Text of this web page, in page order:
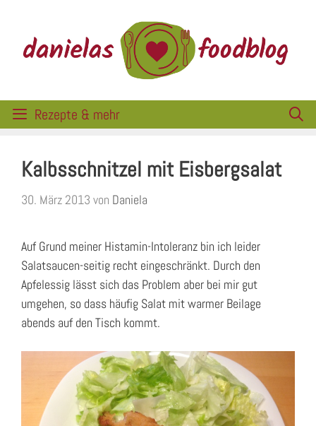
springen
Rezepte & mehr
Kalbsschnitzel mit Eisbergsalat
30. März 2013 von Daniela
Auf Grund meiner Histamin-Intoleranz bin ich leider
Salatsaucen-seitig recht eingeschränkt. Durch den
Apfelessig lässt sich das Problem aber bei mir gut
umgehen, so dass häufig Salat mit warmer Beilage
abends auf den Tisch kommt.